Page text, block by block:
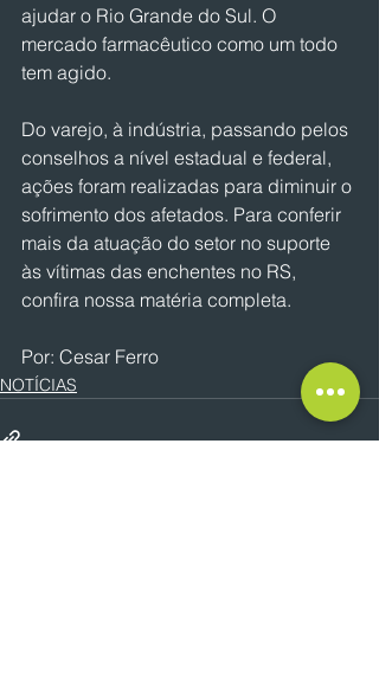
ajudar o Rio Grande do Sul. O
mercado farmacêutico como um todo
tem agido.
Do varejo, à indústria, passando pelos
conselhos a nível estadual e federal,
ações foram realizadas para diminuir o
sofrimento dos afetados. Para conferir
mais da atuação do setor no suporte
às vítimas das enchentes no RS,
confira nossa matéria completa.
Por: Cesar Ferro
NOTÍCIAS